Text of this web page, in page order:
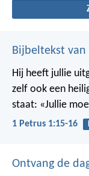
Bijbeltekst van
Hij heeft jullie
zelf ook een
staat: «Jullie
1 Petrus 1:15-16
Ontvang de